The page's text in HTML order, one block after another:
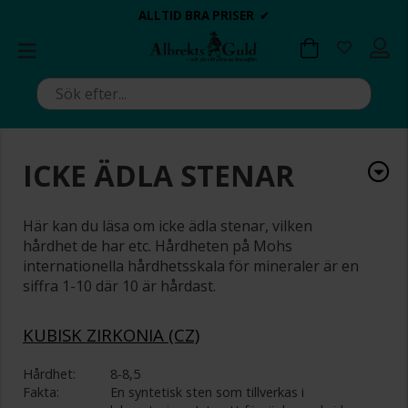
ALLTID BRA PRISER ✔
DAGS ATT POPPA?
💍💘
BETALA MED KLARNA ✔
ALLTID BRA PRISER ✔
DAGS ATT POPPA?
💍💘
ICKE ÄDLA STENAR
Här kan du läsa om icke ädla stenar, vilken
hårdhet de har etc. Hårdheten på Mohs
internationella hårdhetsskala för mineraler är en
siffra 1-10 där 10 är hårdast.
KUBISK ZIRKONIA (CZ)
Hårdhet:
8-8,5
Fakta:
En syntetisk sten som tillverkas i